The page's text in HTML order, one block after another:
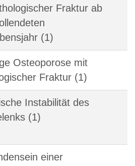
Fraktur ab
(1)
Osteoporose mit
Fraktur (1)
Instabilität des
(1)
einer